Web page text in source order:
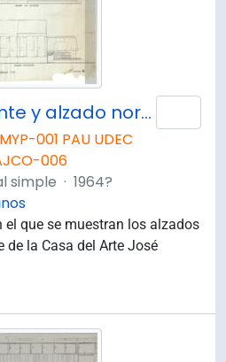
Alzado surponiente y alzado nororiente de la Casa del Arte José Clemente Orozco.
001 PAU UDEC
006
simple · 1964?
el que se muestran los alzados
de la Casa del Arte José